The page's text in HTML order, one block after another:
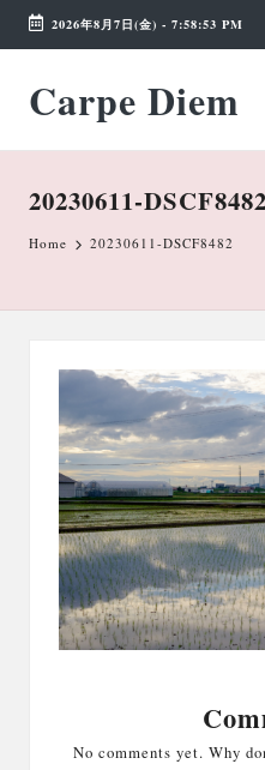
Skip
content
2026年8月7日(金) - 7:58:53 PM
Carpe Diem
Weekend
Wonderland
20230611-DSCF8482
Home 20230611-DSCF8482
No comments yet. Why